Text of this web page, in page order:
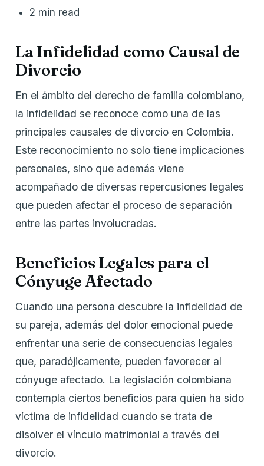
2 min read
La Infidelidad como Causal de
Divorcio
En el ámbito del derecho de familia colombiano,
la infidelidad se reconoce como una de las
principales causales de divorcio en Colombia.
Este reconocimiento no solo tiene implicaciones
personales, sino que además viene
acompañado de diversas repercusiones legales
que pueden afectar el proceso de separación
entre las partes involucradas.
Beneficios Legales para el
Cónyuge Afectado
Cuando una persona descubre la infidelidad de
su pareja, además del dolor emocional puede
enfrentar una serie de consecuencias legales
que, paradójicamente, pueden favorecer al
cónyuge afectado. La legislación colombiana
contempla ciertos beneficios para quien ha sido
víctima de infidelidad cuando se trata de
disolver el vínculo matrimonial a través del
divorcio.